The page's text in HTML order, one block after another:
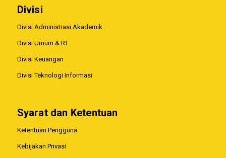
Divisi
Divisi Administrasi Akademik
Divisi Umum & RT
Divisi Keuangan
Divisi Teknologi Informasi
Syarat dan Ketentuan
Ketentuan Pengguna
Kebijakan Privasi